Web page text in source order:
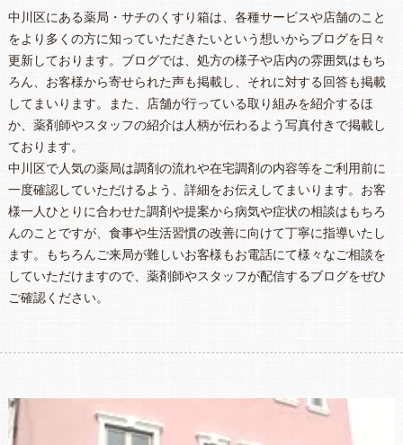
中川区にある薬局・サチのくすり箱は、各種サービスや店舗のこと
をより多くの方に知っていただきたいという想いからブログを日々
更新しております。ブログでは、処方の様子や店内の雰囲気はもち
ろん、お客様から寄せられた声も掲載し、それに対する回答も掲載
してまいります。また、店舗が行っている取り組みを紹介するほ
か、薬剤師やスタッフの紹介は人柄が伝わるよう写真付きで掲載し
ております。
中川区で人気の薬局は調剤の流れや在宅調剤の内容等をご利用前に
一度確認していただけるよう、詳細をお伝えしてまいります。お客
様一人ひとりに合わせた調剤や提案から病気や症状の相談はもちろ
んのことですが、食事や生活習慣の改善に向けて丁寧に指導いたし
ます。もちろんご来局が難しいお客様もお電話にて様々なご相談を
していただけますので、薬剤師やスタッフが配信するブログをぜひ
ご確認ください。